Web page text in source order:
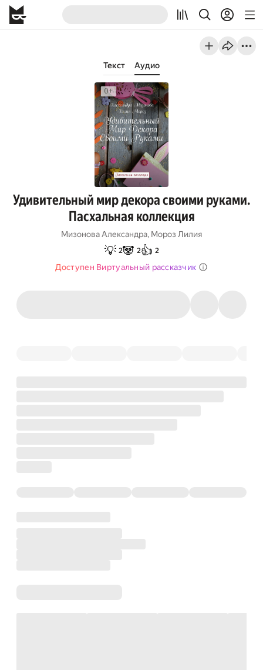
Текст Аудио
Удивительный мир декора своими руками.
Пасхальная коллекция
Мизонова Александра, Мороз Лилия
💡 2🐼 2👍 2
Доступен Виртуальный рассказчик